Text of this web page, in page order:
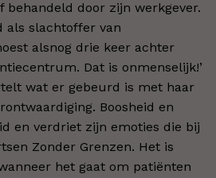
behandeld door zijn werkgever.
als slachtoffer van
alsnog drie keer achter
Dat is onmenselijk!’
wat er gebeurd is met haar
Boosheid en
en verdriet zijn emoties die bij
Zonder Grenzen. Het is
het gaat om patiënten